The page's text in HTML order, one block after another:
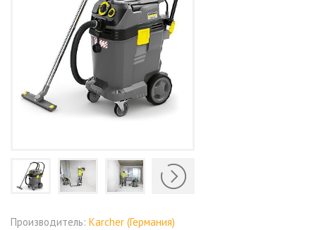
Производитель: Karcher (Германия)